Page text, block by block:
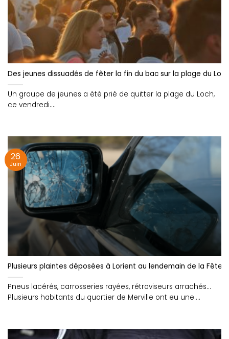
Des jeunes dissuadés de fêter la fin du bac sur la plage du Loch
Un groupe de jeunes a été prié de quitter la plage du Loch,
ce vendredi....
Plusieurs plaintes déposées à Lorient au lendemain de la Fête
Pneus lacérés, carrosseries rayées, rétroviseurs arrachés...
Plusieurs habitants du quartier de Merville ont eu une....
26
Juin